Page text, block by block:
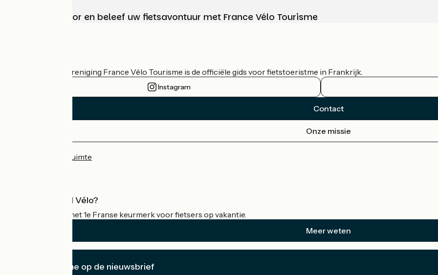
Kies, bereid voor en beleef uw fietsavontuur met France Vélo Tourisme
De nationale vereniging France Vélo Tourisme is de officiële gids voor fietstoeristme in Frankrijk.
Instagram
Contact
Onze missie
Professionele ruimte
Wat is Accueil Vélo?
Accueil Vélo is het 1e Franse keurmerk voor fietsers op vakantie.
Meer weten
Ik abonneer me op de nieuwsbrief